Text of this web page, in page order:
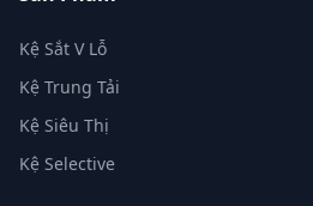
Kệ Sắt V Lỗ
Kệ Trung Tải
Kệ Siêu Thị
Kệ Selective